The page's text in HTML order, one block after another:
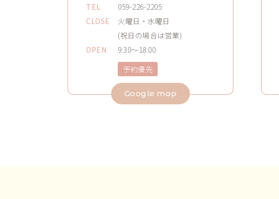
TEL
059-226-2205
CLOSE
火曜日・水曜日
(祝日の場合は営業)
OPEN
9:30～18:00
予約優先
Google map